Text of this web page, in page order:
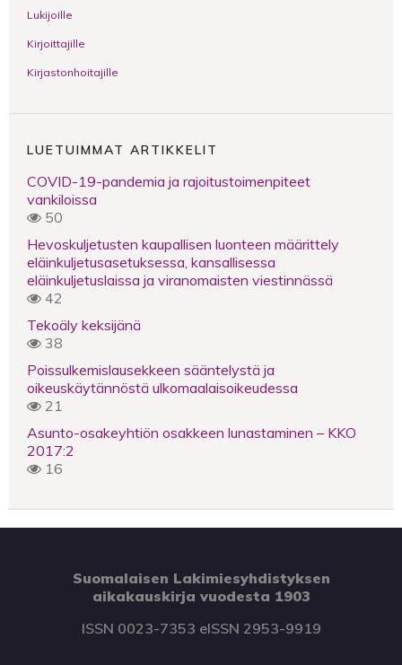
Lukijoille
Kirjoittajille
Kirjastonhoitajille
LUETUIMMAT ARTIKKELIT
COVID-19-pandemia ja rajoitustoimenpiteet
vankiloissa
50
Hevoskuljetusten kaupallisen luonteen määrittely
eläinkuljetusasetuksessa, kansallisessa
eläinkuljetuslaissa ja viranomaisten viestinnässä
42
Tekoäly keksijänä
38
Poissulkemislausekkeen sääntelystä ja
oikeuskäytännöstä ulkomaalaisoikeudessa
21
Asunto-osakeyhtiön osakkeen lunastaminen – KKO
2017:2
16
Suomalaisen Lakimiesyhdistyksen
aikakauskirja vuodesta 1903
ISSN 0023-7353 eISSN 2953-9919